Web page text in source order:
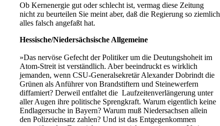
Ob Kernenergie gut oder schlecht ist, vermag diese Zeitung
nicht zu beurteilen Sie meint aber, daß die Regierung so ziemlich
alles falsch angefaßt hat.
Hessische/Niedersächsische Allgemeine
»Das nervöse Gefecht der Politiker um die Deutungshoheit im
Atom-Streit ist verständlich. Aber beeindruckt es wirklich
jemanden, wenn CSU-Generalsekretär Alexander Dobrindt die
Grünen als Anführer von Brandstiftern und Steinewerfern
diffamiert? Derweil entfaltet die Laufzeitenverlängerung unter
aller Augen ihre politische Sprengkraft. Warum eigentlich keine
Endlagersuche in Bayern? Warum muß Niedersachsen allein
den Polizeieinsatz zahlen? Und ist das Entgegenkommen